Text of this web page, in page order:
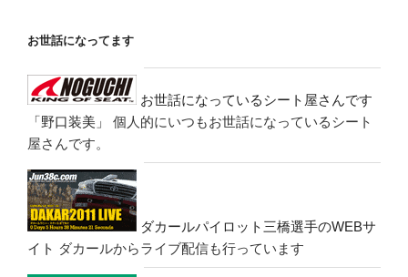
お世話になってます
お世話になっているシート屋さんです
「野口装美」
個人的にいつもお世話になっているシート
屋さんです。
ダカールパイロット三橋選手のWEBサ
イト ダカールからライブ配信も行っています